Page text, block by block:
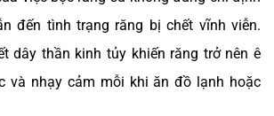
đến tình trạng răng bị chết vĩnh viễn.
dây thần kinh tủy khiến răng trở nên ê
và nhạy cảm mỗi khi ăn đồ lạnh hoặc